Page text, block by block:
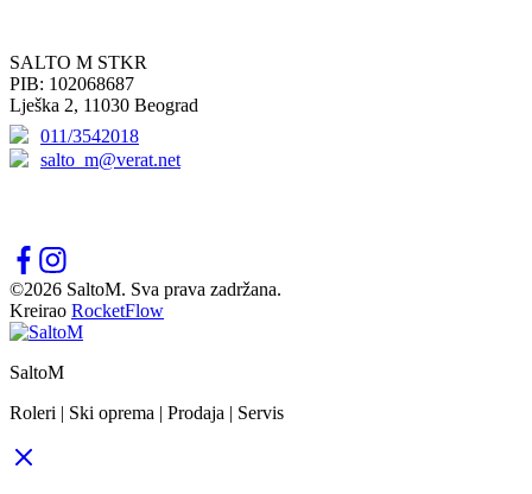
SALTO M STKR
PIB: 102068687
Lješka 2, 11030 Beograd
011/3542018
salto_m@verat.net
©2026 SaltoM. Sva prava zadržana.
Kreirao RocketFlow
SaltoM
Roleri | Ski oprema | Prodaja | Servis